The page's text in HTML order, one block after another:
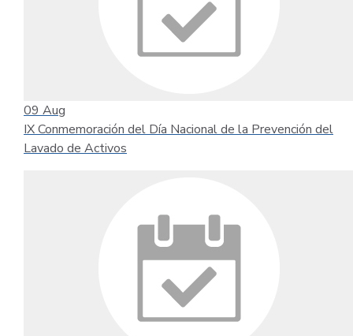
09 Aug
IX Conmemoración del Día Nacional de la Prevención del
Lavado de Activos